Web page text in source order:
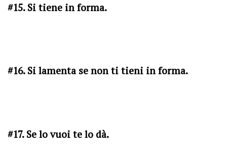
#15. Si tiene in forma.
#16. Si lamenta se non ti tieni in forma.
#17. Se lo vuoi te lo dà.